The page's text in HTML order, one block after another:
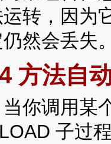
转，因为
然会丢失。
方法自
你调用某
子过